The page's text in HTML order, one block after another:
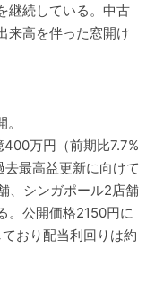
継続している。中古
来高を伴った窓開け
万円（前期比7.7%
最高益更新に向けて
、シンガポール2店舗
。公開価格2150円に
おり配当利回りは約